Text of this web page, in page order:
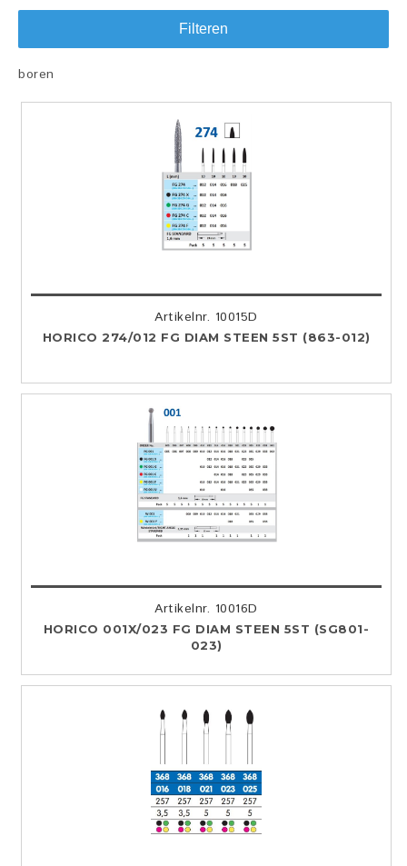
Filteren
boren
Artikelnr. 10015D
HORICO 274/012 FG DIAM STEEN 5ST (863-012)
Artikelnr. 10016D
HORICO 001X/023 FG DIAM STEEN 5ST (SG801-
023)